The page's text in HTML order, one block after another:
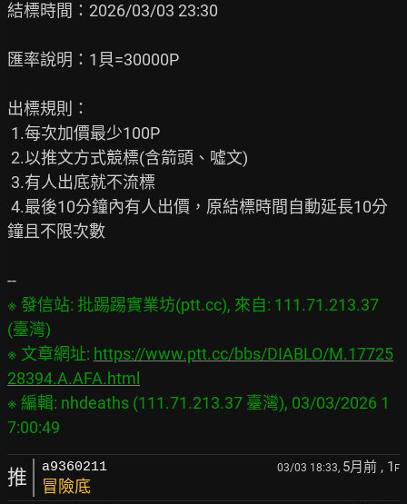
結標時間：2026/03/03 23:30
匯率說明：1貝=30000P
出標規則：
鐘且不限次數
※ 發信站: 批踢踢實業坊(ptt.cc), 來自: 111.71.213.37
(臺灣)
※ 文章網址: https://www.ptt.cc/bbs/DIABLO/M.17725
28394.A.AFA.html
※ 編輯: nhdeaths (111.71.213.37 臺灣), 03/03/2026 1
推 a9360211 03/03 18:33, 5月前 , 1 F
冒險底